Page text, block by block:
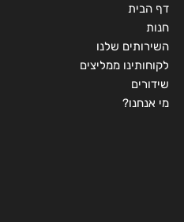
דף הבית
חנות
השירותים שלנו
לקוחותינו ממליצים
שידורים
מי אנחנו?